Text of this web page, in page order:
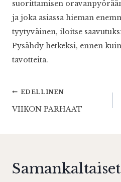
suorittamisen
ja joka asiassa hieman
tyytyväinen, iloitse
Pysähdy hetkeksi, ennen
tavotteita.
Artikkelien
selaus
EDELLINEN
VIIKON PARHAAT